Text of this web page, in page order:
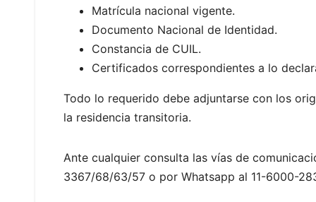
Matrícula nacional vigente.
Documento Nacional de Identidad.
Constancia de CUIL.
Certificados correspondientes a lo
Todo lo requerido debe adjuntarse con los
la residencia transitoria.
Ante cualquier consulta las vías de
3367/68/63/57 o por Whatsapp al 11-6000-